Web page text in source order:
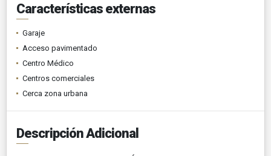
Características externas
Garaje
Acceso pavimentado
Centro Médico
Centros comerciales
Cerca zona urbana
Descripción Adicional